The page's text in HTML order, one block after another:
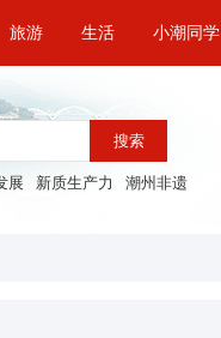
旅游 生活 小潮同学
搜索
展 新质生产力 潮州非遗